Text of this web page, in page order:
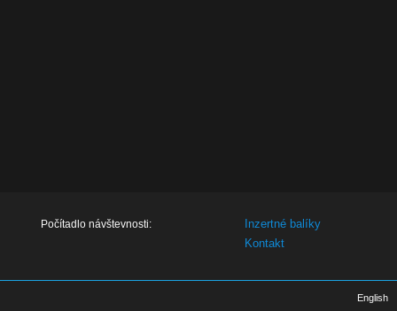
Počítadlo návštevnosti:
Inzertné balíky
Kontakt
English